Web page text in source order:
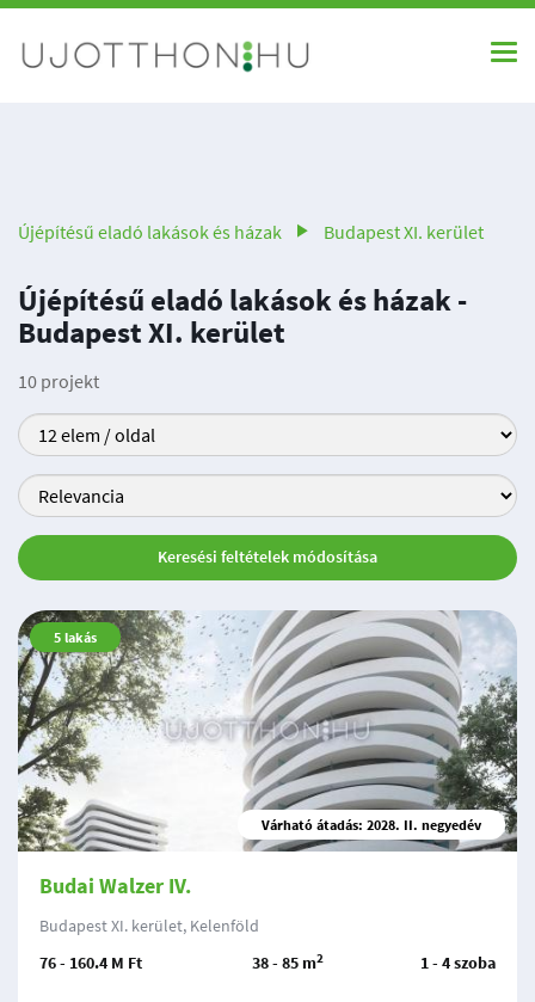
Újépítésű eladó lakások és házak Budapest XI. kerület
Újépítésű eladó lakások és házak -
Budapest XI. kerület
10 projekt
Keresési feltételek módosítása
5 lakás
Várható átadás: 2028. II. negyedév
Budai Walzer IV.
Budapest XI. kerület, Kelenföld
76 - 160.4 M Ft
38 - 85 m2 1 - 4 szoba